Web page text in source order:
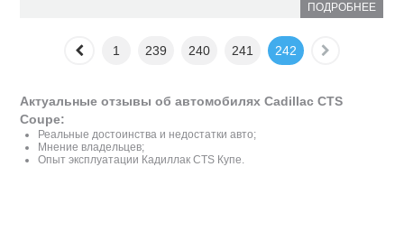
ПОДРОБНЕЕ
1 239 240 241 242
Актуальные отзывы об автомобилях Cadillac CTS
Coupe:
Реальные достоинства и недостатки авто;
Мнение владельцев;
Опыт эксплуатации Кадиллак CTS Купе.